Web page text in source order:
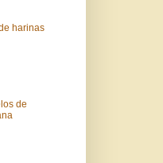
harinas
de